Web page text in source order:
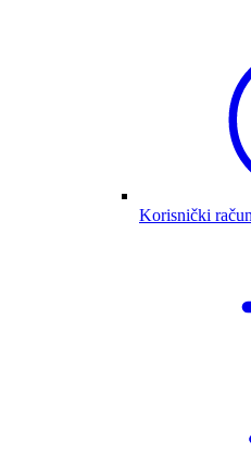
Korisnički